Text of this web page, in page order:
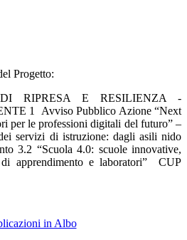
Progetto:
RIPRESA E RESILIENZA -
1 Avviso Pubblico Azione “Next
per le professioni digitali del futuro” –
servizi di istruzione: dagli asili nido
3.2 “Scuola 4.0: scuole innovative,
apprendimento e laboratori” CUP
in Albo